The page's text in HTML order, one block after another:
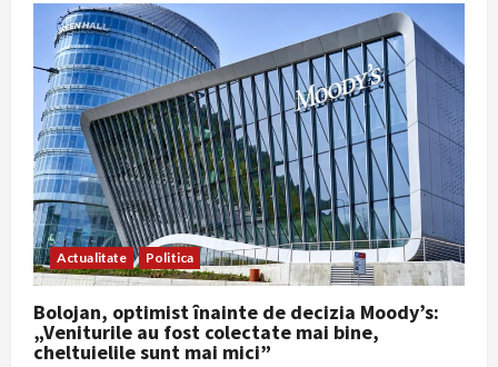
se
reunește
în
ședință
extraordinară
pentru
a
stabili
regulile
reducerii
consumului
industrial
de
energie
Actualitate Politica
Bolojan, optimist înainte de decizia Moody’s:
„Veniturile au fost colectate mai bine,
cheltuielile sunt mai mici”